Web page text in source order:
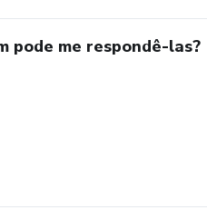
pode me respondê-las?